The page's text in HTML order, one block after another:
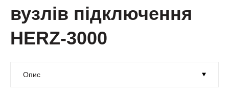
вузлів підключення
HERZ-3000